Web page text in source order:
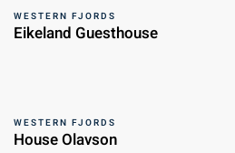
WESTERN FJORDS
Eikeland Guesthouse
WESTERN FJORDS
House Olavson